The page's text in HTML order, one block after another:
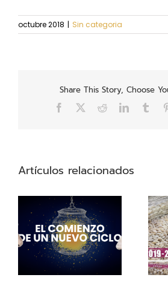
octubre 2018 | Sin categoria
Share This Story, Choose
Facebook RedditLinkedIn
Artículos relacionados
2019-2020:
Calentados por tres
Soles